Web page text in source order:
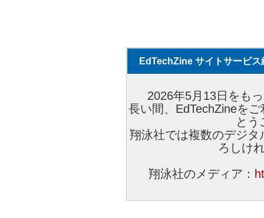
EdTechZine サイトサービス
2026年5月13日をも
長い間、EdTechZineを
とう
翔泳社では複数のデジ
ろしけ
翔泳社のメディア：